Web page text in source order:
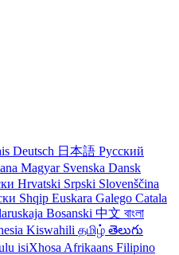
Deutsch 日本語 Русский
Magyar Svenska Dansk
Hrvatski Srpski Slovenščina
Shqip Euskara Galego Catala
Bosanski 中文 বাংলা
Kiswahili தமிழ் తెలుగు
isiXhosa Afrikaans Filipino